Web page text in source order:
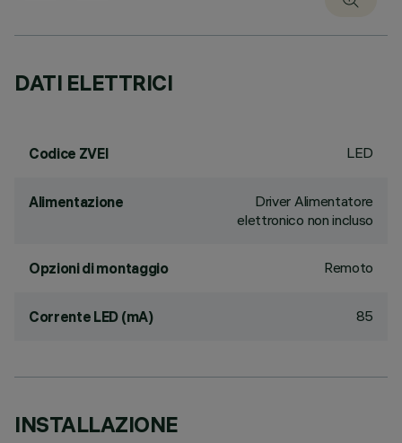
DATI ELETTRICI
Codice ZVEI LED
Alimentazione
Driver Alimentatore
elettronico non incluso
Opzioni di montaggio Remoto
Corrente LED (mA) 85
INSTALLAZIONE